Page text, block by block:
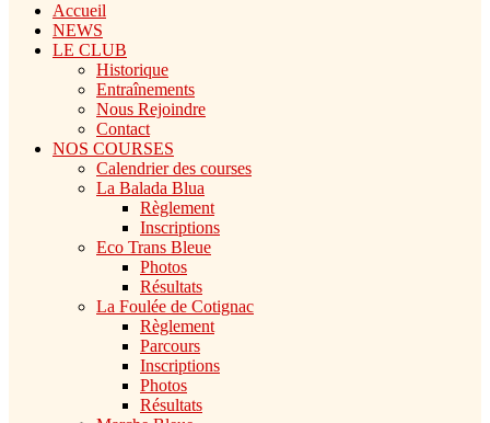
Accueil
NEWS
LE CLUB
Historique
Entraînements
Nous Rejoindre
Contact
NOS COURSES
Calendrier des courses
La Balada Blua
Règlement
Inscriptions
Eco Trans Bleue
Photos
Résultats
La Foulée de Cotignac
Règlement
Parcours
Inscriptions
Photos
Résultats